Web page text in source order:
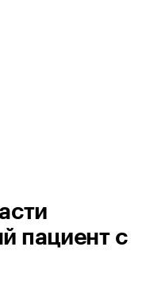
пациент с